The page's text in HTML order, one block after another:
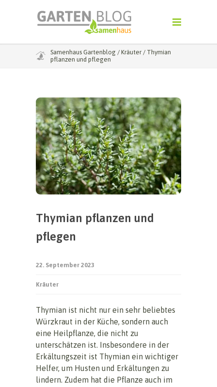
Samenhaus Gartenblog / Kräuter / Thymian
pflanzen und pflegen
Thymian pflanzen und
pflegen
22. September 2023
Kräuter
Thymian ist nicht nur ein sehr beliebtes
Würzkraut in der Küche, sondern auch
eine Heilpflanze, die nicht zu
unterschätzen ist. Insbesondere in der
Erkältungszeit ist Thymian ein wichtiger
Helfer, um Husten und Erkältungen zu
lindern. Zudem hat die Pflanze auch im